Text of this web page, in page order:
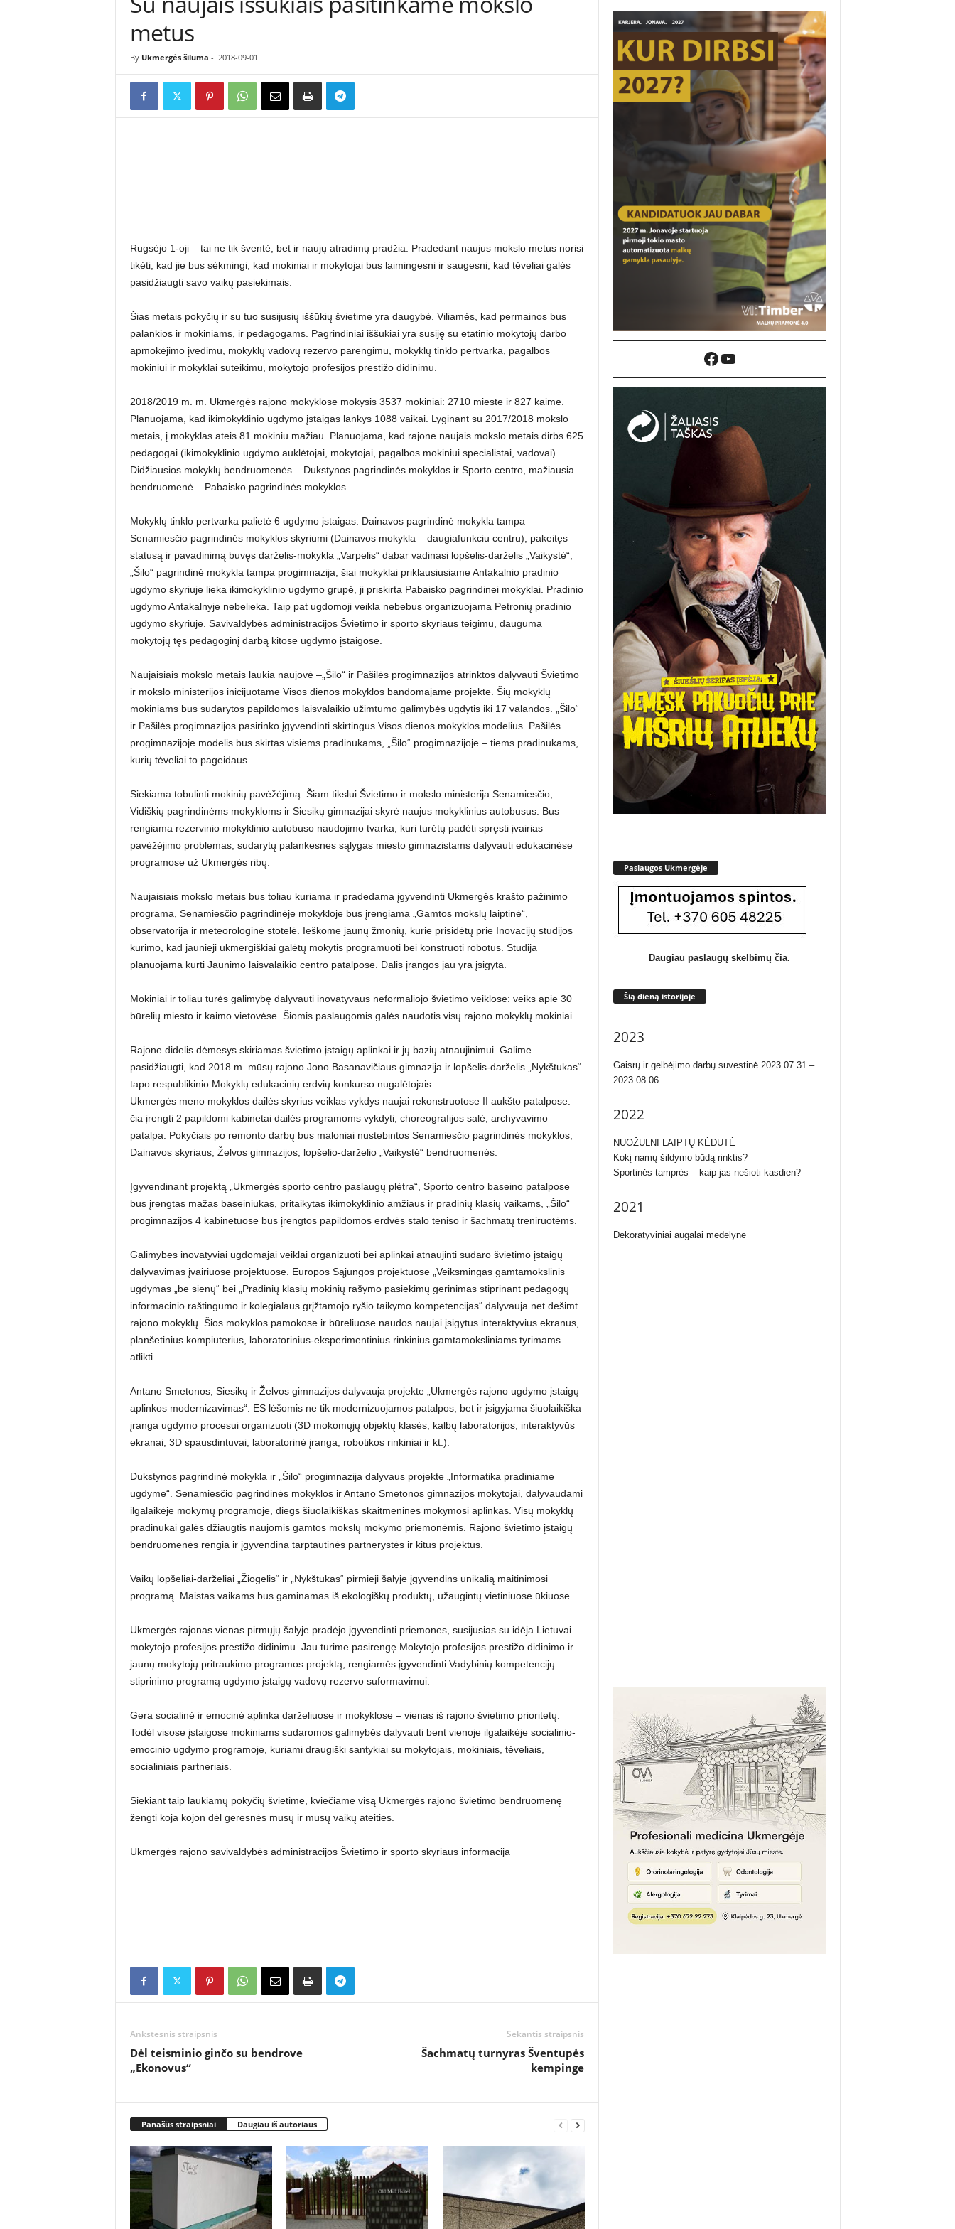
metus
By Ukmergės šiluma - 2018-09-01
Rugsėjo 1-oji – tai ne tik šventė, bet ir naujų atradimų pradžia. Pradedant naujus mokslo metus norisi
tikėti, kad jie bus sėkmingi, kad mokiniai ir mokytojai bus laimingesni ir saugesni, kad tėveliai galės
pasidžiaugti savo vaikų pasiekimais.
Šias metais pokyčių ir su tuo susijusių iššūkių švietime yra daugybė. Viliamės, kad permainos bus
palankios ir mokiniams, ir pedagogams. Pagrindiniai iššūkiai yra susiję su etatinio mokytojų darbo
apmokėjimo įvedimu, mokyklų vadovų rezervo parengimu, mokyklų tinklo pertvarka, pagalbos
mokiniui ir mokyklai suteikimu, mokytojo profesijos prestižo didinimu.
2018/2019 m. m. Ukmergės rajono mokyklose mokysis 3537 mokiniai: 2710 mieste ir 827 kaime.
Planuojama, kad ikimokyklinio ugdymo įstaigas lankys 1088 vaikai. Lyginant su 2017/2018 mokslo
metais, į mokyklas ateis 81 mokiniu mažiau. Planuojama, kad rajone naujais mokslo metais dirbs 625
pedagogai (ikimokyklinio ugdymo auklėtojai, mokytojai, pagalbos mokiniui specialistai, vadovai).
Didžiausios mokyklų bendruomenės – Dukstynos pagrindinės mokyklos ir Sporto centro, mažiausia
bendruomenė – Pabaisko pagrindinės mokyklos.
Mokyklų tinklo pertvarka palietė 6 ugdymo įstaigas: Dainavos pagrindinė mokykla tampa
Senamiesčio pagrindinės mokyklos skyriumi (Dainavos mokykla – daugiafunkciu centru); pakeitęs
statusą ir pavadinimą buvęs darželis-mokykla „Varpelis“ dabar vadinasi lopšelis-darželis „Vaikystė“;
„Šilo“ pagrindinė mokykla tampa progimnazija; šiai mokyklai priklausiusiame Antakalnio pradinio
ugdymo skyriuje lieka ikimokyklinio ugdymo grupė, ji priskirta Pabaisko pagrindinei mokyklai. Pradinio
ugdymo Antakalnyje nebelieka. Taip pat ugdomoji veikla nebebus organizuojama Petronių pradinio
ugdymo skyriuje. Savivaldybės administracijos Švietimo ir sporto skyriaus teigimu, dauguma
mokytojų tęs pedagoginį darbą kitose ugdymo įstaigose.
Naujaisiais mokslo metais laukia naujovė –„Šilo“ ir Pašilės progimnazijos atrinktos dalyvauti Švietimo
ir mokslo ministerijos inicijuotame Visos dienos mokyklos bandomajame projekte. Šių mokyklų
mokiniams bus sudarytos papildomos laisvalaikio užimtumo galimybės ugdytis iki 17 valandos. „Šilo“
ir Pašilės progimnazijos pasirinko įgyvendinti skirtingus Visos dienos mokyklos modelius. Pašilės
progimnazijoje modelis bus skirtas visiems pradinukams, „Šilo“ progimnazijoje – tiems pradinukams,
kurių tėveliai to pageidaus.
Siekiama tobulinti mokinių pavėžėjimą. Šiam tikslui Švietimo ir mokslo ministerija Senamiesčio,
Vidiškių pagrindinėms mokykloms ir Siesikų gimnazijai skyrė naujus mokyklinius autobusus. Bus
rengiama rezervinio mokyklinio autobuso naudojimo tvarka, kuri turėtų padėti spręsti įvairias
pavėžėjimo problemas, sudarytų palankesnes sąlygas miesto gimnazistams dalyvauti edukacinėse
programose už Ukmergės ribų.
Naujaisiais mokslo metais bus toliau kuriama ir pradedama įgyvendinti Ukmergės krašto pažinimo
programa, Senamiesčio pagrindinėje mokykloje bus įrengiama „Gamtos mokslų laiptinė“,
observatorija ir meteorologinė stotelė. Ieškome jaunų žmonių, kurie prisidėtų prie Inovacijų studijos
kūrimo, kad jaunieji ukmergiškiai galėtų mokytis programuoti bei konstruoti robotus. Studija
planuojama kurti Jaunimo laisvalaikio centro patalpose. Dalis įrangos jau yra įsigyta.
Mokiniai ir toliau turės galimybę dalyvauti inovatyvaus neformaliojo švietimo veiklose: veiks apie 30
būrelių miesto ir kaimo vietovėse. Šiomis paslaugomis galės naudotis visų rajono mokyklų mokiniai.
Rajone didelis dėmesys skiriamas švietimo įstaigų aplinkai ir jų bazių atnaujinimui. Galime
pasidžiaugti, kad 2018 m. mūsų rajono Jono Basanavičiaus gimnazija ir lopšelis-darželis „Nykštukas“
tapo respublikinio Mokyklų edukacinių erdvių konkurso nugalėtojais.
Ukmergės meno mokyklos dailės skyrius veiklas vykdys naujai rekonstruotose II aukšto patalpose:
čia įrengti 2 papildomi kabinetai dailės programoms vykdyti, choreografijos salė, archyvavimo
patalpa. Pokyčiais po remonto darbų bus maloniai nustebintos Senamiesčio pagrindinės mokyklos,
Dainavos skyriaus, Želvos gimnazijos, lopšelio-darželio „Vaikystė“ bendruomenės.
Įgyvendinant projektą „Ukmergės sporto centro paslaugų plėtra“, Sporto centro baseino patalpose
bus įrengtas mažas baseiniukas, pritaikytas ikimokyklinio amžiaus ir pradinių klasių vaikams, „Šilo“
progimnazijos 4 kabinetuose bus įrengtos papildomos erdvės stalo teniso ir šachmatų treniruotėms.
Galimybes inovatyviai ugdomajai veiklai organizuoti bei aplinkai atnaujinti sudaro švietimo įstaigų
dalyvavimas įvairiuose projektuose. Europos Sąjungos projektuose „Veiksmingas gamtamokslinis
ugdymas „be sienų“ bei „Pradinių klasių mokinių rašymo pasiekimų gerinimas stiprinant pedagogų
informacinio raštingumo ir kolegialaus grįžtamojo ryšio taikymo kompetencijas“ dalyvauja net dešimt
rajono mokyklų. Šios mokyklos pamokose ir būreliuose naudos naujai įsigytus interaktyvius ekranus,
planšetinius kompiuterius, laboratorinius-eksperimentinius rinkinius gamtamoksliniams tyrimams
atlikti.
Antano Smetonos, Siesikų ir Želvos gimnazijos dalyvauja projekte „Ukmergės rajono ugdymo įstaigų
aplinkos modernizavimas“. ES lėšomis ne tik modernizuojamos patalpos, bet ir įsigyjama šiuolaikiška
įranga ugdymo procesui organizuoti (3D mokomųjų objektų klasės, kalbų laboratorijos, interaktyvūs
ekranai, 3D spausdintuvai, laboratorinė įranga, robotikos rinkiniai ir kt.).
Dukstynos pagrindinė mokykla ir „Šilo“ progimnazija dalyvaus projekte „Informatika pradiniame
ugdyme“. Senamiesčio pagrindinės mokyklos ir Antano Smetonos gimnazijos mokytojai, dalyvaudami
ilgalaikėje mokymų programoje, diegs šiuolaikiškas skaitmenines mokymosi aplinkas. Visų mokyklų
pradinukai galės džiaugtis naujomis gamtos mokslų mokymo priemonėmis. Rajono švietimo įstaigų
bendruomenės rengia ir įgyvendina tarptautinės partnerystės ir kitus projektus.
Vaikų lopšeliai-darželiai „Žiogelis“ ir „Nykštukas“ pirmieji šalyje įgyvendins unikalią maitinimosi
programą. Maistas vaikams bus gaminamas iš ekologiškų produktų, užaugintų vietiniuose ūkiuose.
Ukmergės rajonas vienas pirmųjų šalyje pradėjo įgyvendinti priemones, susijusias su idėja Lietuvai –
mokytojo profesijos prestižo didinimu. Jau turime pasirengę Mokytojo profesijos prestižo didinimo ir
jaunų mokytojų pritraukimo programos projektą, rengiamės įgyvendinti Vadybinių kompetencijų
stiprinimo programą ugdymo įstaigų vadovų rezervo suformavimui.
Gera socialinė ir emocinė aplinka darželiuose ir mokyklose – vienas iš rajono švietimo prioritetų.
Todėl visose įstaigose mokiniams sudaromos galimybės dalyvauti bent vienoje ilgalaikėje socialinio-
emocinio ugdymo programoje, kuriami draugiški santykiai su mokytojais, mokiniais, tėveliais,
socialiniais partneriais.
Siekiant taip laukiamų pokyčių švietime, kviečiame visą Ukmergės rajono švietimo bendruomenę
žengti koja kojon dėl geresnės mūsų ir mūsų vaikų ateities.
Ukmergės rajono savivaldybės administracijos Švietimo ir sporto skyriaus informacija
Ankstesnis straipsnis
Dėl teisminio ginčo su bendrove
„Ekonovus“
Sekantis straipsnis
Šachmatų turnyras Šventupės
kempinge
Panašūs straipsniai Daugiau iš autoriaus
Facebook
YouTube
Paslaugos Ukmergėje
Daugiau paslaugų skelbimų čia.
Šią dieną istorijoje
2023
Gaisrų ir gelbėjimo darbų suvestinė 2023 07 31 –
2023 08 06
2022
NUOŽULNI LAIPTŲ KĖDUTĖ
Kokį namų šildymo būdą rinktis?
Sportinės tamprės – kaip jas nešioti kasdien?
2021
Dekoratyviniai augalai medelyne